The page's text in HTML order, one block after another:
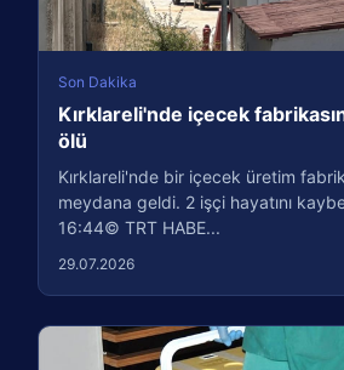
Son Dakika
Kırklareli'nde içecek
ölü
Kırklareli'nde bir içecek üretim
meydana geldi. 2 işçi hayatını
16:44© TRT HABE...
29.07.2026